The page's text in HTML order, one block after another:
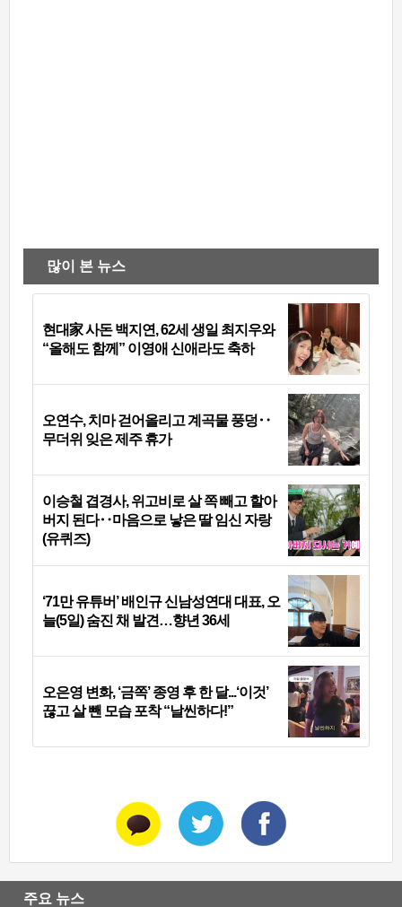
많이 본 뉴스
현대家 사돈 백지연, 62세 생일 최지우와
“올해도 함께” 이영애 신애라도 축하
오연수, 치마 걷어올리고 계곡물 풍덩‥
무더위 잊은 제주 휴가
이승철 겹경사, 위고비로 살 쪽 빼고 할아
버지 된다‥마음으로 낳은 딸 임신 자랑
(유퀴즈)
‘71만 유튜버’ 배인규 신남성연대 대표, 오
늘(5일) 숨진 채 발견…향년 36세
오은영 변화, ‘금쪽’ 종영 후 한 달...‘이것’
끊고 살 뺀 모습 포착 “날씬하다!”
주요 뉴스